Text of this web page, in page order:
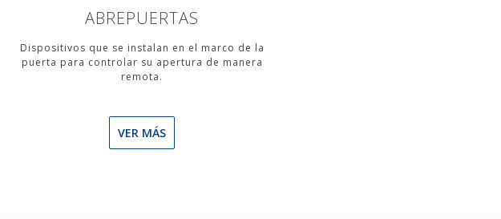
ABREPUERTAS
Dispositivos que se instalan en el marco de la
puerta para controlar su apertura de manera
remota.
VER MÁS